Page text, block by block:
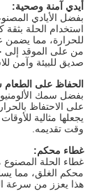
أيدي آمنة وصحية:
بفضل الأيادي
استخدام الحلة بثقة
للحرارة، مما يضمن
من على الموقد إلى
صديق للبيئة وآمن
الحفاظ على الطعام
على الاحتفاظ
يجعلها مثالية
وقت تقديمه.
غطاء محكم:
غطاء الحلة المصنوع
محكم الغلق، مما
هذا يعزز من سرعة